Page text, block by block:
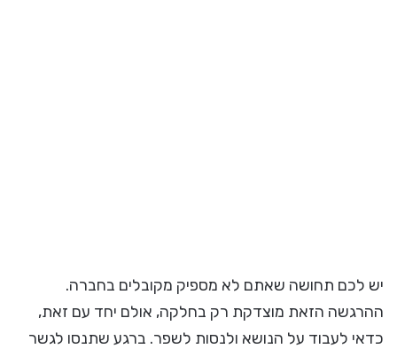
יש לכם תחושה שאתם לא מספיק מקובלים בחברה.
ההרגשה הזאת מוצדקת רק בחלקה, אולם יחד עם זאת,
כדאי לעבוד על הנושא ולנסות לשפר. ברגע שתנסו לגשר